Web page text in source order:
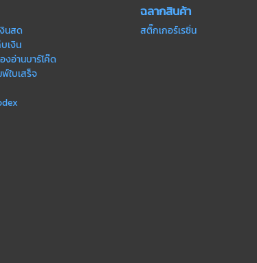
นสด
เงิน
งอ่านบาร์โค๊ด
ใบเสร็จ
ฉลากสินค้า
สติ๊กเกอร์เรซิ่น